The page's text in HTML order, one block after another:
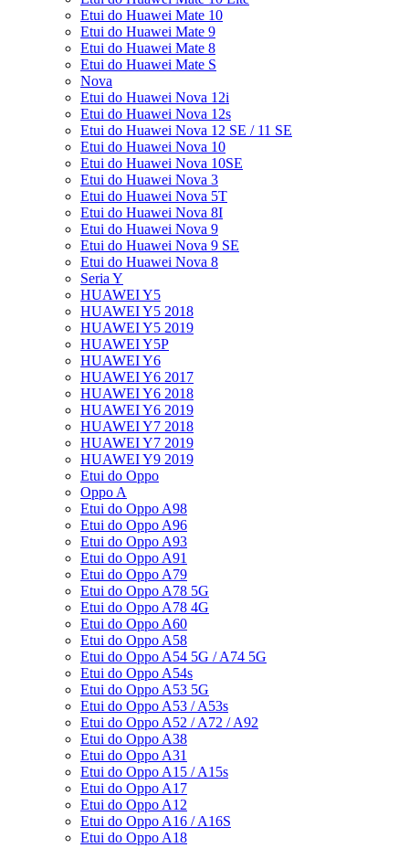
Etui do Huawei Mate 10
Etui do Huawei Mate 9
Etui do Huawei Mate 8
Etui do Huawei Mate S
Nova
Etui do Huawei Nova 12i
Etui do Huawei Nova 12s
Etui do Huawei Nova 12 SE / 11 SE
Etui do Huawei Nova 10
Etui do Huawei Nova 10SE
Etui do Huawei Nova 3
Etui do Huawei Nova 5T
Etui do Huawei Nova 8I
Etui do Huawei Nova 9
Etui do Huawei Nova 9 SE
Etui do Huawei Nova 8
Seria Y
HUAWEI Y5
HUAWEI Y5 2018
HUAWEI Y5 2019
HUAWEI Y5P
HUAWEI Y6
HUAWEI Y6 2017
HUAWEI Y6 2018
HUAWEI Y6 2019
HUAWEI Y7 2018
HUAWEI Y7 2019
HUAWEI Y9 2019
Etui do Oppo
Oppo A
Etui do Oppo A98
Etui do Oppo A96
Etui do Oppo A93
Etui do Oppo A91
Etui do Oppo A79
Etui do Oppo A78 5G
Etui do Oppo A78 4G
Etui do Oppo A60
Etui do Oppo A58
Etui do Oppo A54 5G / A74 5G
Etui do Oppo A54s
Etui do Oppo A53 5G
Etui do Oppo A53 / A53s
Etui do Oppo A52 / A72 / A92
Etui do Oppo A38
Etui do Oppo A31
Etui do Oppo A15 / A15s
Etui do Oppo A17
Etui do Oppo A12
Etui do Oppo A16 / A16S
Etui do Oppo A18